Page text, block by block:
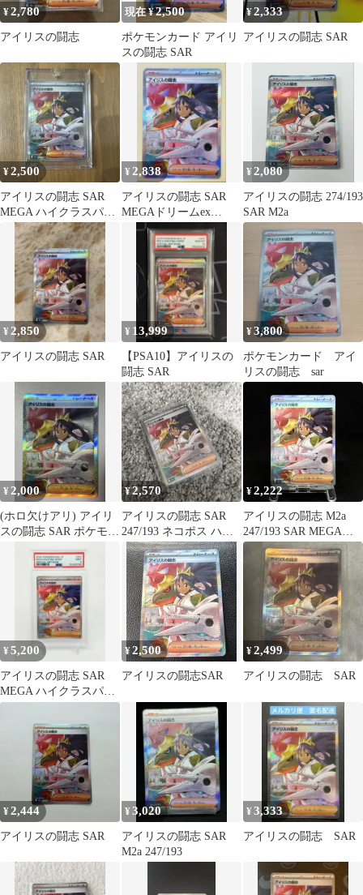
¥2,780
アイリスの闘志
現在 ¥2,500
ポケモンカード アイリ
スの闘志 SAR
¥2,333
アイリスの闘志 SAR
¥2,500
アイリスの闘志 SAR
MEGA ハイクラスパッ
ク MEGAドリームex
¥ 2,838
アイリスの闘志 SAR
MEGAドリームex
247/193
¥2,080
アイリスの闘志 274/193
SAR M2a
¥ 2,850
アイリスの闘志 SAR
¥ 13,999
【PSA10】アイリスの
闘志 SAR
¥3,800
ポケモンカード アイ
リスの闘志 sar
¥ 2,000
(ホロ欠けアリ) アイリ
スの闘志 SAR ポケモン
¥2,570
アイリスの闘志 SAR
247/193 ネコポス ハー
ドケース ポケカ
¥2,222
アイリスの闘志 M2a
247/193 SAR MEGAド
リームex ポケカ
¥5,200
アイリスの闘志 SAR
MEGA ハイクラスパッ
ク MEGAドリームPSA9
¥2,500
アイリスの闘志SAR
¥2,499
アイリスの闘志 SAR
¥2,444
アイリスの闘志 SAR
¥3,020
アイリスの闘志 SAR
M2a 247/193
¥3,333
アイリスの闘志 SAR